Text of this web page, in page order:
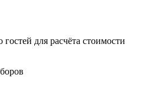
для расчёта стоимости